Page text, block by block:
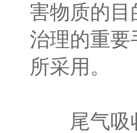
害物质的
治理的重
所采用。
尾气吸收